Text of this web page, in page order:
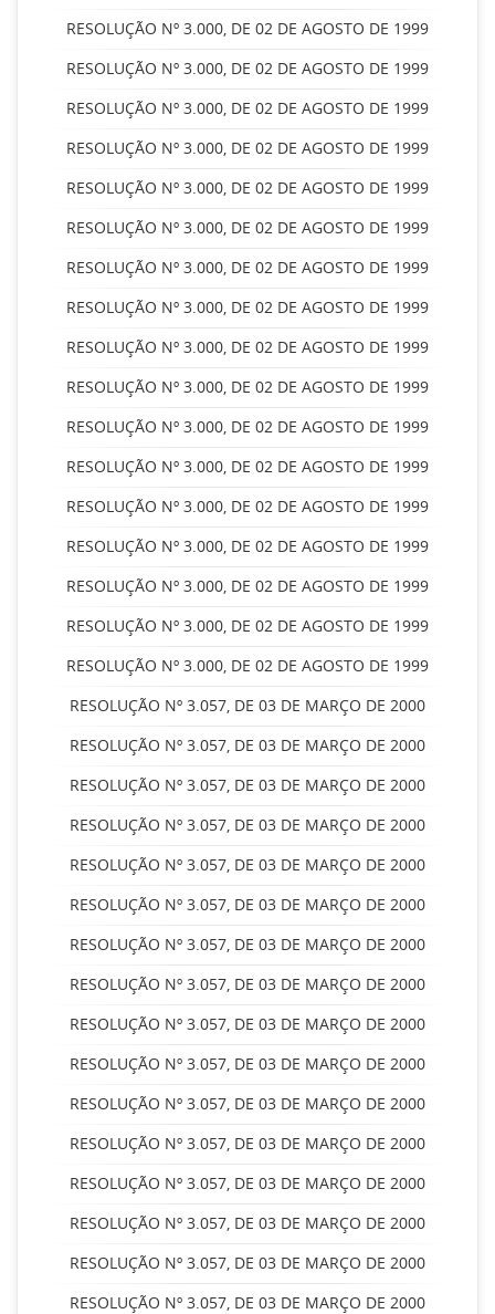
RESOLUÇÃO Nº 3.000, DE 02 DE AGOSTO DE 1999
RESOLUÇÃO Nº 3.000, DE 02 DE AGOSTO DE 1999
RESOLUÇÃO Nº 3.000, DE 02 DE AGOSTO DE 1999
RESOLUÇÃO Nº 3.000, DE 02 DE AGOSTO DE 1999
RESOLUÇÃO Nº 3.000, DE 02 DE AGOSTO DE 1999
RESOLUÇÃO Nº 3.000, DE 02 DE AGOSTO DE 1999
RESOLUÇÃO Nº 3.000, DE 02 DE AGOSTO DE 1999
RESOLUÇÃO Nº 3.000, DE 02 DE AGOSTO DE 1999
RESOLUÇÃO Nº 3.000, DE 02 DE AGOSTO DE 1999
RESOLUÇÃO Nº 3.000, DE 02 DE AGOSTO DE 1999
RESOLUÇÃO Nº 3.000, DE 02 DE AGOSTO DE 1999
RESOLUÇÃO Nº 3.000, DE 02 DE AGOSTO DE 1999
RESOLUÇÃO Nº 3.000, DE 02 DE AGOSTO DE 1999
RESOLUÇÃO Nº 3.000, DE 02 DE AGOSTO DE 1999
RESOLUÇÃO Nº 3.000, DE 02 DE AGOSTO DE 1999
RESOLUÇÃO Nº 3.000, DE 02 DE AGOSTO DE 1999
RESOLUÇÃO Nº 3.000, DE 02 DE AGOSTO DE 1999
RESOLUÇÃO Nº 3.057, DE 03 DE MARÇO DE 2000
RESOLUÇÃO Nº 3.057, DE 03 DE MARÇO DE 2000
RESOLUÇÃO Nº 3.057, DE 03 DE MARÇO DE 2000
RESOLUÇÃO Nº 3.057, DE 03 DE MARÇO DE 2000
RESOLUÇÃO Nº 3.057, DE 03 DE MARÇO DE 2000
RESOLUÇÃO Nº 3.057, DE 03 DE MARÇO DE 2000
RESOLUÇÃO Nº 3.057, DE 03 DE MARÇO DE 2000
RESOLUÇÃO Nº 3.057, DE 03 DE MARÇO DE 2000
RESOLUÇÃO Nº 3.057, DE 03 DE MARÇO DE 2000
RESOLUÇÃO Nº 3.057, DE 03 DE MARÇO DE 2000
RESOLUÇÃO Nº 3.057, DE 03 DE MARÇO DE 2000
RESOLUÇÃO Nº 3.057, DE 03 DE MARÇO DE 2000
RESOLUÇÃO Nº 3.057, DE 03 DE MARÇO DE 2000
RESOLUÇÃO Nº 3.057, DE 03 DE MARÇO DE 2000
RESOLUÇÃO Nº 3.057, DE 03 DE MARÇO DE 2000
RESOLUÇÃO Nº 3.057, DE 03 DE MARÇO DE 2000